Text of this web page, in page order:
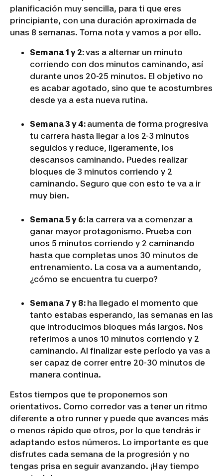
planificación muy sencilla, para ti que eres
principiante, con una duración aproximada de
unas 8 semanas. Toma nota y vamos a por ello.
Semana 1 y 2:vas a alternar un minuto
corriendo con dos minutos caminando, así
durante unos 20-25 minutos. El objetivo no
es acabar agotado, sino que te acostumbres
desde ya a esta nueva rutina.
Semana 3 y 4: aumenta de forma progresiva
tu carrera hasta llegar a los 2-3 minutos
seguidos y reduce, ligeramente, los
descansos caminando. Puedes realizar
bloques de 3 minutos corriendo y 2
caminando. Seguro que con esto te va a ir
muy bien.
Semana 5 y 6: la carrera va a comenzar a
ganar mayor protagonismo. Prueba con
unos 5 minutos corriendo y 2 caminando
hasta que completas unos 30 minutos de
entrenamiento. La cosa va a aumentando,
¿cómo se encuentra tu cuerpo?
Semana 7 y 8: ha llegado el momento que
tanto estabas esperando, las semanas en las
que introducimos bloques más largos. Nos
referimos a unos 10 minutos corriendo y 2
caminando. Al finalizar este período ya vas a
ser capaz de correr entre 20-30 minutos de
manera continua.
Estos tiempos que te proponemos son
orientativos. Como corredor vas a tener un ritmo
diferente a otro runner y puede que avances más
o menos rápido que otros, por lo que tendrás ir
adaptando estos números. Lo importante es que
disfrutes cada semana de la progresión y no
tengas prisa en seguir avanzando. ¡Hay tiempo